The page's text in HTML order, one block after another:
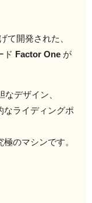
て開発された、
ド Factor One が
デザイン、
なライディングポ
のマシンです。